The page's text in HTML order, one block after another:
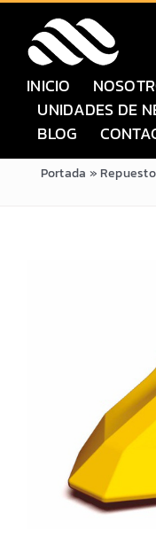
Saltar
contenido
INICIO
UNIDADES DE
BLOG
Portada »